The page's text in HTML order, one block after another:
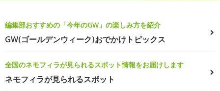
編集部おすすめの「今年のGW」の楽しみ方を紹介
GW(ゴールデンウィーク)おでかけトピックス
全国のネモフィラが見られるスポット情報をお届けします
ネモフィラが見られるスポット